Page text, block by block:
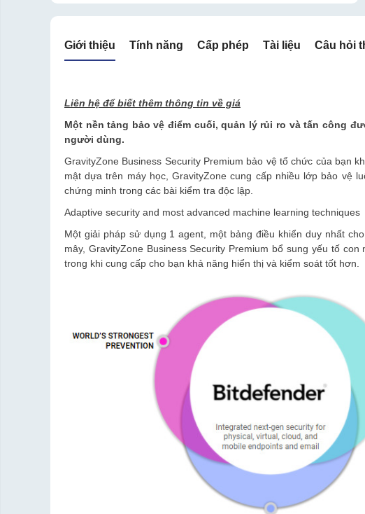
Giới thiệu Tính năng Cấp phép Tài liệu Câu hỏi
Liên hệ để biết thêm thông tin về giá
Một nền tảng bảo vệ điểm cuối, quản lý rủi ro và tấn công
người dùng.
GravityZone Business Security Premium​ bảo vệ tổ chức của bạn
mật dựa trên máy học, GravityZone cung cấp nhiều lớp bảo vệ
chứng minh trong các bài kiểm tra độc lập.
Adaptive security and most advanced machine learning techniques
Một giải pháp sử dụng 1 agent, một bảng điều khiển duy nhất
mây, GravityZone Business Security Premium​ bổ sung yếu tố
trong khi cung cấp cho bạn khả năng hiển thị và kiểm soát tốt hơn.